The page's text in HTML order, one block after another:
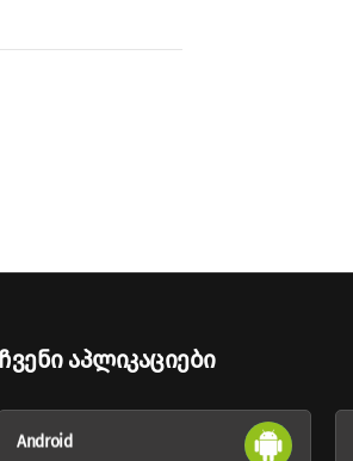
Ჩვენი Აპლიკაციები
Android